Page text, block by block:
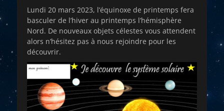
Lundi 20 mars 2023, l’équinoxe de printemps fera
basculer de l’hiver au printemps l’hémisphère
Nord. De nouveaux objets célestes vous attendent
alors n’hésitez pas à nous rejoindre pour les
découvrir.